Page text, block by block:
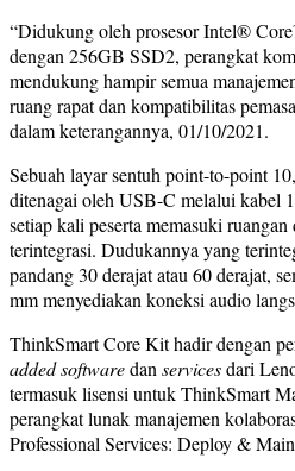
“Didukung oleh prosesor Intel®
dengan 256GB SSD2, perangkat
mendukung hampir semua
ruang rapat dan kompatibilitas
dalam keterangannya, 01/10/2021.
Sebuah layar sentuh point-to-point
ditenagai oleh USB-C melalui kabel
setiap kali peserta memasuki
terintegrasi. Dudukannya yang
pandang 30 derajat atau 60 derajat,
mm menyediakan koneksi audio
ThinkSmart Core Kit hadir dengan
added softwaredan servicesdari
termasuk lisensi untuk ThinkSmart
perangkat lunak manajemen
Professional Services: Deploy &